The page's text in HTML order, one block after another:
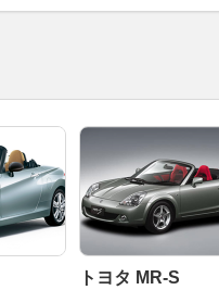
トヨタ MR-S